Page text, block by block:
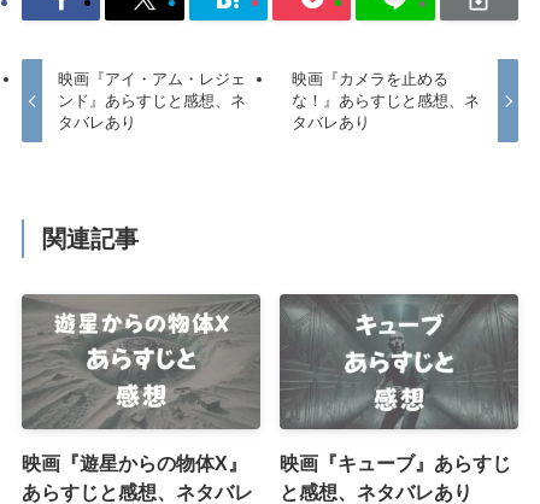
映画『アイ・アム・レジェ
ンド』あらすじと感想、ネ
タバレあり
映画『カメラを止める
な！』あらすじと感想、ネ
タバレあり
関連記事
映画『遊星からの物体X』
あらすじと感想、ネタバレ
映画『キューブ』あらすじ
と感想、ネタバレあり